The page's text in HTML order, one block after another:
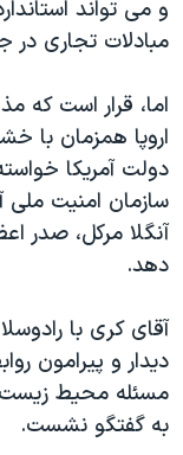
و می تواند
مبادلات تجاری
اما، قرار است که
اروپا همزمان با
دولت آمریکا
سازمان امنیت ملی
آنگلا مرکل، صدر
دهد.
آقای کری با
دیدار و پیرامون
مسئله محیط
به گفتگو نشست.